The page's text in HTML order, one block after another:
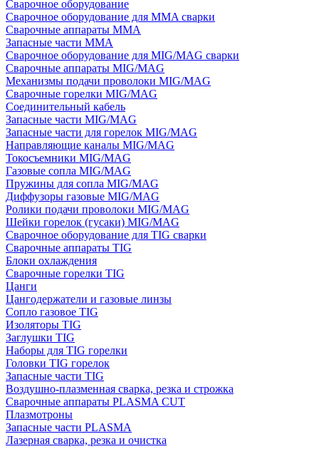
Сварочное оборудование
Сварочное оборудование для MMA сварки
Сварочные аппараты MMA
Запасные части MMA
Сварочное оборудование для MIG/MAG сварки
Сварочные аппараты MIG/MAG
Механизмы подачи проволоки MIG/MAG
Сварочные горелки MIG/MAG
Соединительный кабель
Запасные части MIG/MAG
Запасные части для горелок MIG/MAG
Направляющие каналы MIG/MAG
Токосъемники MIG/MAG
Газовые сопла MIG/MAG
Пружины для сопла MIG/MAG
Диффузоры газовые MIG/MAG
Ролики подачи проволоки MIG/MAG
Шейки горелок (гусаки) MIG/MAG
Сварочное оборудование для TIG сварки
Сварочные аппараты TIG
Блоки охлаждения
Сварочные горелки TIG
Цанги
Цангодержатели и газовые линзы
Сопло газовое TIG
Изоляторы TIG
Заглушки TIG
Наборы для TIG горелки
Головки TIG горелок
Запасные части TIG
Воздушно-плазменная сварка, резка и строжка
Сварочные аппараты PLASMA CUT
Плазмотроны
Запасные части PLASMA
Лазерная сварка, резка и очистка